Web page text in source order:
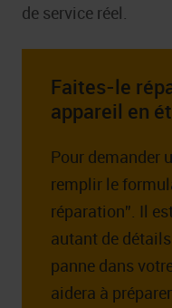
de service réel.
Faites-le
appareil en
Pour demander
remplir le
réparation”. Il
autant de
panne dans
aidera à